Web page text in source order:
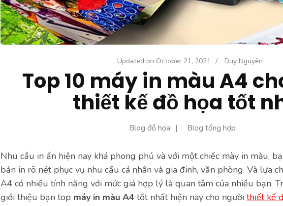
Updated on October 21, 2021 / Duy Nguyên
Top 10 máy in màu A4
thiết kế đồ họa tốt
Blog đồ họa Blog tổng hợp
Nhu cầu in ấn hiện nay khá phong phú và với một chiếc mày in màu,
bản in rõ nét phục vụ nhu cầu cá nhân và gia đinh, văn phòng. Và lựa
A4 có nhiều tính năng với mức giá hợp lý là quan tâm của nhiều bạn.
giới thiệu bạn top máy in màu A4 tốt nhất hiện nay cho người thiết kế